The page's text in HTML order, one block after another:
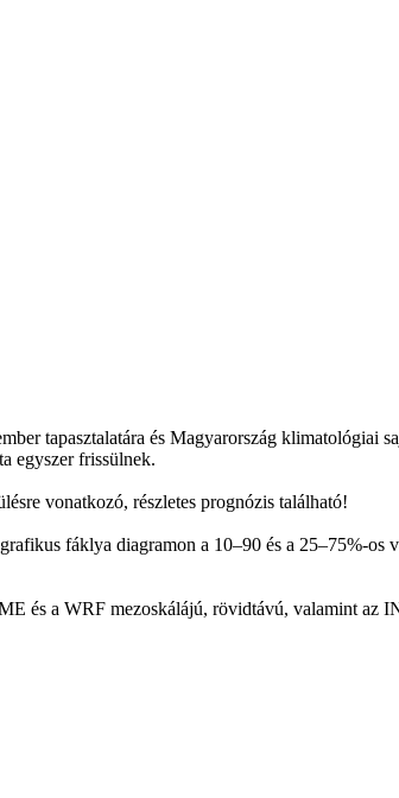
tapasztalatára és Magyarország klimatológiai
egyszer frissülnek.
vonatkozó, részletes prognózis található!
fáklya diagramon a 10–90 és a 25–75%-
és a WRF mezoskálájú, rövidtávú, valamint